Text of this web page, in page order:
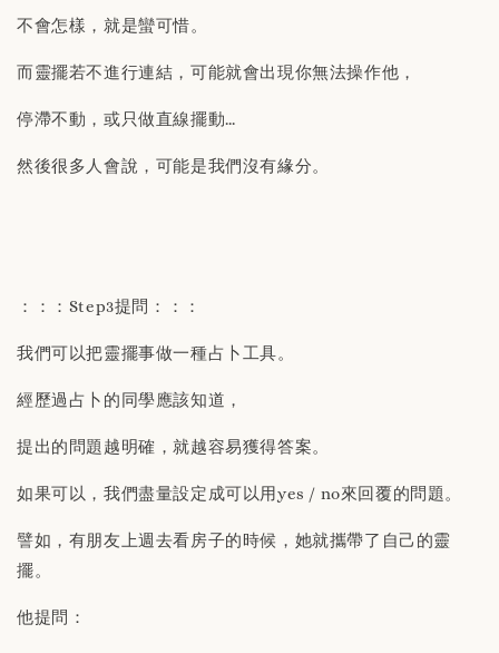
不會怎樣，就是蠻可惜。
而靈擺若不進行連結，可能就會出現你無法操作他，
停滯不動，或只做直線擺動…
然後很多人會說，可能是我們沒有緣分。
：：：Step3提問：：：
我們可以把靈擺事做一種占卜工具。
經歷過占卜的同學應該知道，
提出的問題越明確，就越容易獲得答案。
如果可以，我們盡量設定成可以用yes / no來回覆的問題。
譬如，有朋友上週去看房子的時候，她就攜帶了自己的靈
擺。
他提問：